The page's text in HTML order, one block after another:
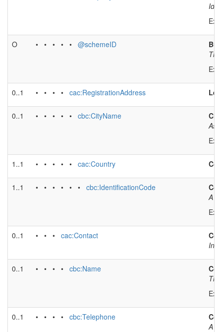
O • • • • • @schemeID
0..1 • • • • cac:RegistrationAddress
0..1 • • • • • cbc:CityName
1..1 • • • • • cac:Country
1..1 • • • • • • cbc:IdentificationCode
A
0..1 • • • cac:Contact
0..1 • • • • cbc:Name
0..1 • • • • cbc:Telephone
A